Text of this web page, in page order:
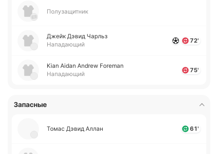
Полузащитник
Джейк Дэвид Чарльз
Нападающий
72'
Kian Aidan Andrew Foreman
Нападающий
75'
Запасные
Томас Дэвид Аллан 61'